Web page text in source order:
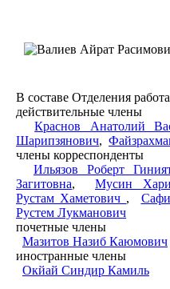
В составе Отделения
действительные члены
Краснов Анатолий
Шарипзянович,
члены корреспонденты
Ильязов Роберт
Загитовна, Мусин
Рустам Хаметович ,
Рустем Лукманович
почетные члены
Мазитов Назиб Каюмович
иностранные члены
Окйай Синдир Камиль